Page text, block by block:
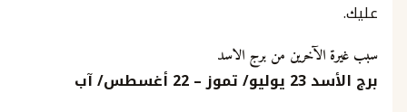
من برج الاسد
23يوليو/تموز – 22 أغسطس/آب